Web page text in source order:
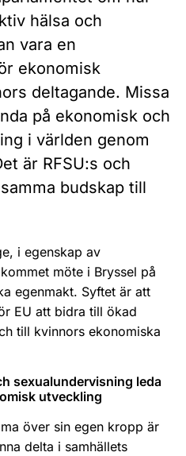
hälsa och
vara en
ekonomisk
deltagande. Missa
på ekonomisk och
i världen genom
är RFSU:s och
budskap till
i egenskap av
möte i Bryssel på
egenmakt. Syftet är att
EU att bidra till ökad
till kvinnors ekonomiska
sexualundervisning leda
utveckling
över sin egen kropp är
delta i samhällets